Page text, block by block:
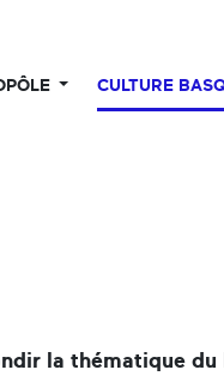
CULTURE
la thématique du